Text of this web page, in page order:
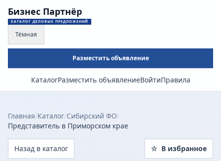
Бизнес Партнёр
КАТАЛОГ ДЕЛОВЫХ ПРЕДЛОЖЕНИЙ
Тёмная
Разместить объявление
КаталогРазместить объявлениеВойтиПравила
Главная/Каталог/Сибирский ФО/
Представитель в Приморском крае
Назад в каталог ☆ В избранное